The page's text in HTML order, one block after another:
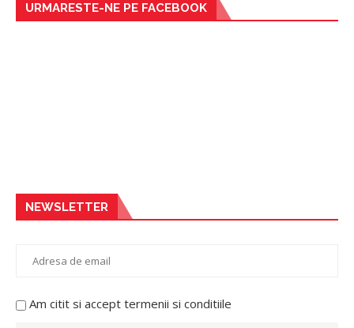
URMARESTE-NE PE FACEBOOK
NEWSLETTER
Am citit si accept termenii si conditiile